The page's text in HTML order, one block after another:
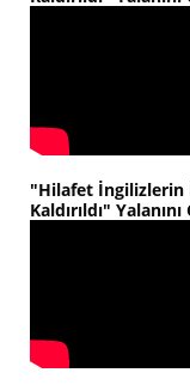
"Hilafet İngilizlerin
Kaldırıldı"